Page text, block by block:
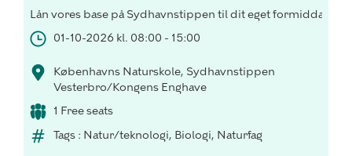
Lån vores base på Sydhavnstippen til dit eget
01-10-2026 kl. 08:00 - 15:00
Københavns Naturskole, Sydhavnstippen
Vesterbro/Kongens Enghave
1 Free seats
Tags : Natur/teknologi, Biologi, Naturfag